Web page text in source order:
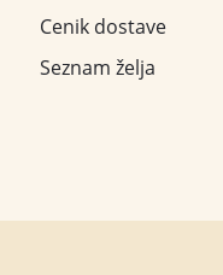
Cenik dostave
Seznam želja